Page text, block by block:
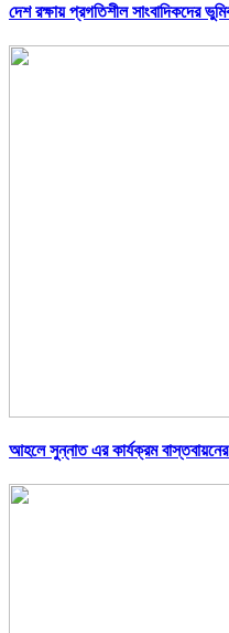
দেশ রক্ষায় প্রগতিশীল সাংবাদিকদের
আহলে সুন্নাত এর কার্যক্রম